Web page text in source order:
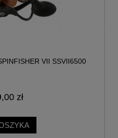
VII SSVII6500
zł